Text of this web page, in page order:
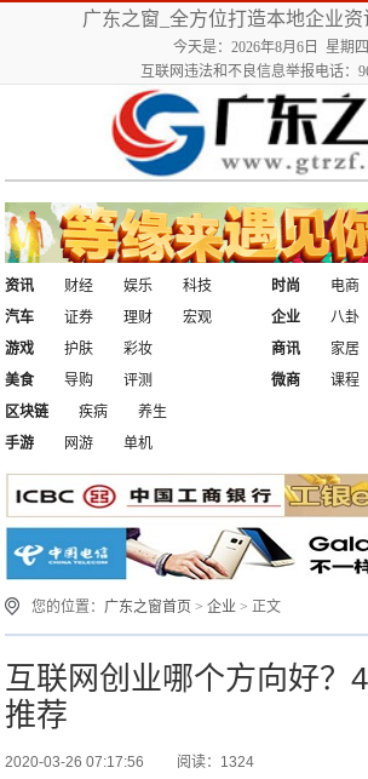
广东之窗_全方位打造本地企业
今天是：2026年8月6日 星期四
互联网违法和不良信息举报电话：
资讯 财经 娱乐
科技
汽车
证券 理财 宏观
时尚 电商
企业
八卦
游戏
护肤
彩妆
美食
导购 评测
商讯 家居
微商
课程
区块链
疾病
养生
手游
网游 单机
您的位置： 广东之窗首页 >企业 > 正文
互联网创业哪个方向好？
推荐
2020-03-26 07:17:56 阅读：1324